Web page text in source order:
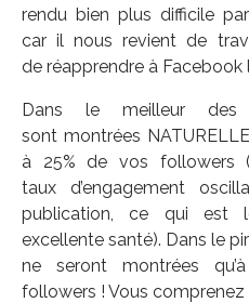
rendu bien plus difficile
car il nous revient de
de réapprendre à Facebook
Dans le meilleur des
sont montrées
à 25% de vos followers
taux d’engagement
publication, ce qui est
excellente santé). Dans le
ne seront montrées
followers ! Vous